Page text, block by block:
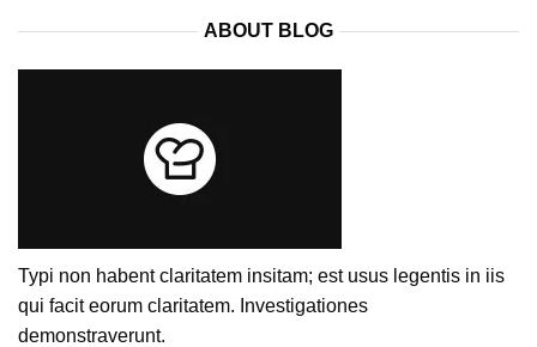
ABOUT BLOG
Typi non habent claritatem insitam; est usus legentis in iis
qui facit eorum claritatem. Investigationes
demonstraverunt.